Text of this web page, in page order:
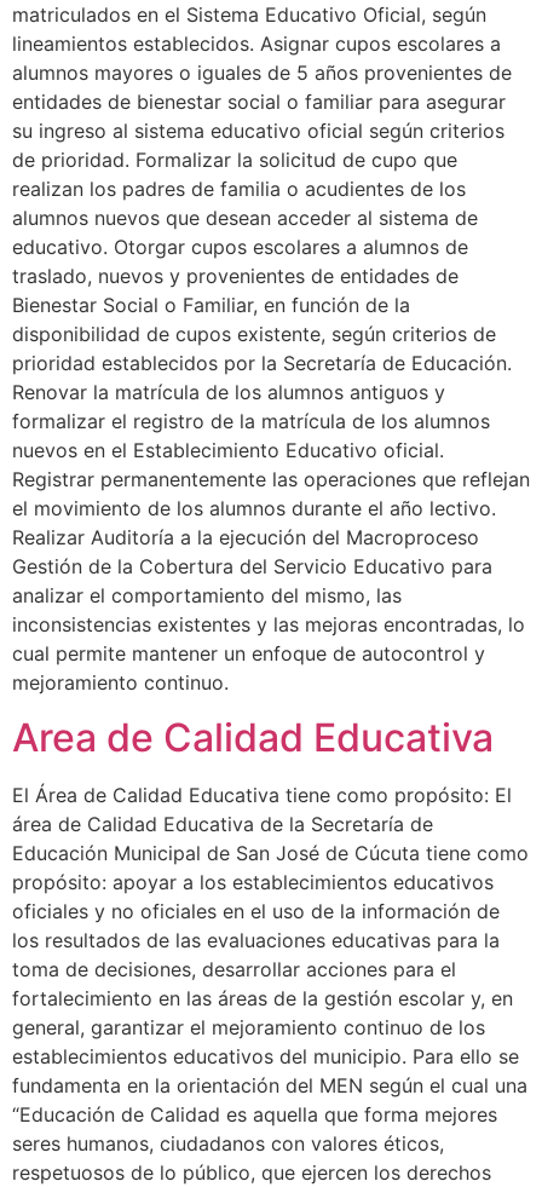
matriculados en el Sistema Educativo Oficial, según
lineamientos establecidos. Asignar cupos escolares a
alumnos mayores o iguales de 5 años provenientes de
entidades de bienestar social o familiar para asegurar
su ingreso al sistema educativo oficial según criterios
de prioridad. Formalizar la solicitud de cupo que
realizan los padres de familia o acudientes de los
alumnos nuevos que desean acceder al sistema de
educativo. Otorgar cupos escolares a alumnos de
traslado, nuevos y provenientes de entidades de
Bienestar Social o Familiar, en función de la
disponibilidad de cupos existente, según criterios de
prioridad establecidos por la Secretaría de Educación.
Renovar la matrícula de los alumnos antiguos y
formalizar el registro de la matrícula de los alumnos
nuevos en el Establecimiento Educativo oficial.
Registrar permanentemente las operaciones que reflejan
el movimiento de los alumnos durante el año lectivo.
Realizar Auditoría a la ejecución del Macroproceso
Gestión de la Cobertura del Servicio Educativo para
analizar el comportamiento del mismo, las
inconsistencias existentes y las mejoras encontradas, lo
cual permite mantener un enfoque de autocontrol y
mejoramiento continuo.
Area de Calidad Educativa
El Área de Calidad Educativa tiene como propósito: El
área de Calidad Educativa de la Secretaría de
Educación Municipal de San José de Cúcuta tiene como
propósito: apoyar a los establecimientos educativos
oficiales y no oficiales en el uso de la información de
los resultados de las evaluaciones educativas para la
toma de decisiones, desarrollar acciones para el
fortalecimiento en las áreas de la gestión escolar y, en
general, garantizar el mejoramiento continuo de los
establecimientos educativos del municipio. Para ello se
fundamenta en la orientación del MEN según el cual una
“Educación de Calidad es aquella que forma mejores
seres humanos, ciudadanos con valores éticos,
respetuosos de lo público, que ejercen los derechos